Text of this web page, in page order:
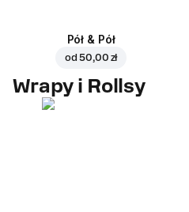
Pół & Pół
od50,00 zł
Wrapy i Rollsy